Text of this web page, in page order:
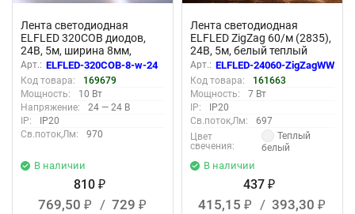
Лента светодиодная
ELFLED 320COB диодов,
24В, 5м, ширина 8мм,
белый 6500-7000К
Арт.: ELFLED-320COB-8-w-24
Код товара:
169679
Мощность:
10 Вт
Напряжение:
24 — 24 В
IP:
IP20
Св.поток,Лм:
970
В наличии
810 ₽
769,50 ₽ / 729 ₽
Лента светодиодная
ELFLED ZigZag 60/м (2835),
24В, 5м, белый теплый
2800-3300К
Арт.: ELFLED-24060-ZigZagWW
Код товара:
161663
Мощность:
7 Вт
IP:
IP20
Св.поток,Лм:
697
Цвет
свечения:
Теплый
белый
В наличии
437 ₽
415,15 ₽ / 393,30 ₽